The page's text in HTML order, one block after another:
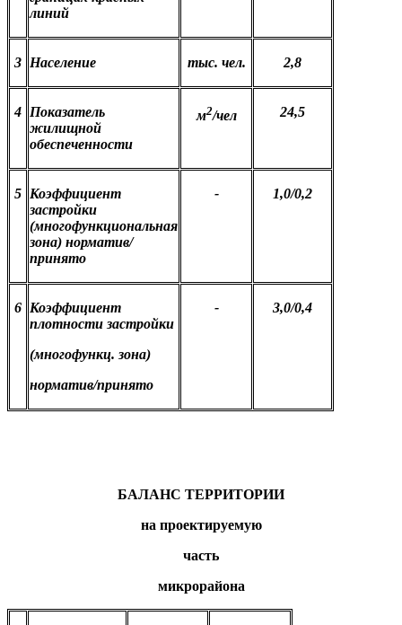
линий
3 Население тыс. чел. 2,8
4 Показатель
жилищной
обеспеченности
м2/чел 24,5
5 Коэффициент
застройки
(многофункциональная
зона) норматив/
принято
- 1,0/0,2
6 Коэффициент
плотности застройки
(многофункц. зона)
норматив/принято
- 3,0/0,4
БАЛАНС ТЕРРИТОРИИ
на проектируемую
часть
микрорайона